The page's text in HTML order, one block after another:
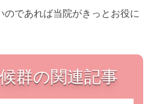
のであれば当院がきっとお役に
群の関連記事